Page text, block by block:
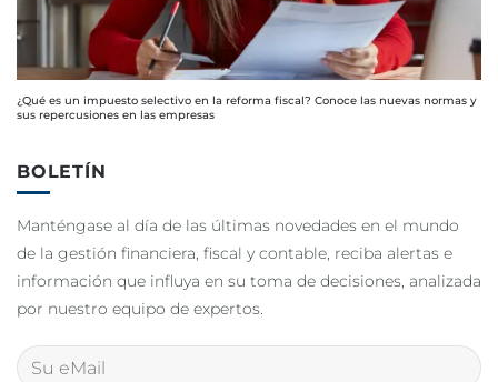
¿Qué es un impuesto selectivo en la reforma fiscal? Conoce las nuevas normas y
sus repercusiones en las empresas
BOLETÍN
Manténgase al día de las últimas novedades en el mundo
de la gestión financiera, fiscal y contable, reciba alertas e
información que influya en su toma de decisiones, analizada
por nuestro equipo de expertos.